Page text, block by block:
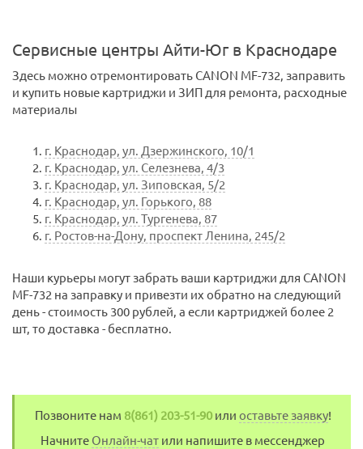
Сервисные центры Айти-Юг в Краснодаре
Здесь можно отремонтировать CANON MF-732, заправить
и купить новые картриджи и ЗИП для ремонта, расходные
материалы
г. Краснодар, ул. Дзержинского, 10/1
г. Краснодар, ул. Селезнева, 4/3
г. Краснодар, ул. Зиповская, 5/2
г. Краснодар, ул. Горького, 88
г. Краснодар, ул. Тургенева, 87
г. Ростов-на-Дону, проспект Ленина, 245/2
Наши курьеры могут забрать ваши картриджи для CANON
MF-732 на заправку и привезти их обратно на следующий
день - стоимость 300 рублей, а если картриджей более 2
шт, то доставка - бесплатно.
Позвоните нам 8(861) 203-51-90или оставьте заявку!
Начните Онлайн-чат или напишите в мессенджер